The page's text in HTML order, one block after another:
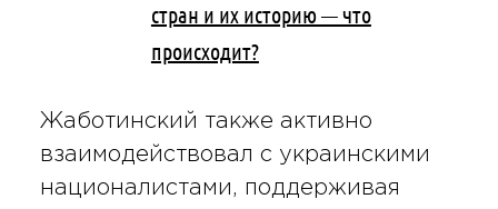
стран и их историю — что
происходит?
Жаботинский также активно
взаимодействовал с украинскими
националистами, поддерживая